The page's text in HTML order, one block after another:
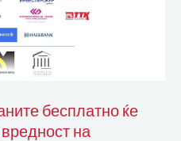
бесплатно ќе
на